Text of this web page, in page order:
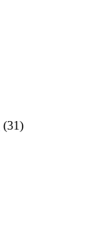
(31)